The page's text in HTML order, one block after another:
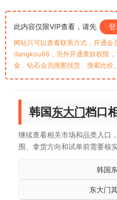
此内容仅限VIP查看，请先
网站只可以查看联系方式，开通
dangkou66，另外开通查款权限
金、钻石会员搜图找货、搜索比价。
韩国东大门档口
继续查看相关市场和品类入口
围、拿货方向和试单前需要核
韩国
东大门